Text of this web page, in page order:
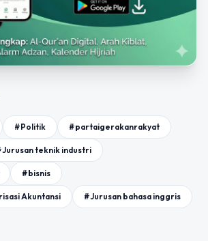
#Politik #partaigerakanrakyat
teknik industri
#bisnis
Akuntansi #Jurusan bahasa inggris